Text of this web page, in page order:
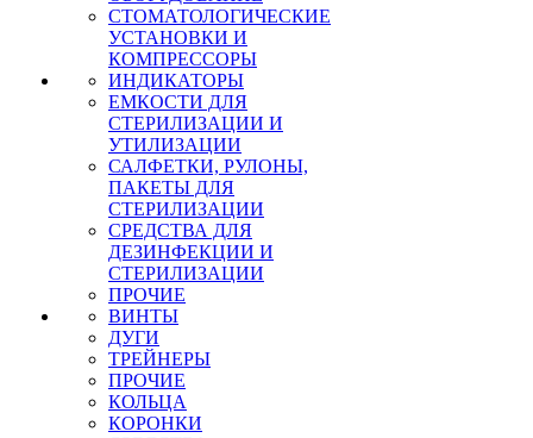
СТОМАТОЛОГИЧЕСКИЕ
УСТАНОВКИ И
КОМПРЕССОРЫ
ИНДИКАТОРЫ
ЕМКОСТИ ДЛЯ
СТЕРИЛИЗАЦИИ И
УТИЛИЗАЦИИ
САЛФЕТКИ, РУЛОНЫ,
ПАКЕТЫ ДЛЯ
СТЕРИЛИЗАЦИИ
СРЕДСТВА ДЛЯ
ДЕЗИНФЕКЦИИ И
СТЕРИЛИЗАЦИИ
ПРОЧИЕ
ВИНТЫ
ДУГИ
ТРЕЙНЕРЫ
ПРОЧИЕ
КОЛЬЦА
КОРОНКИ